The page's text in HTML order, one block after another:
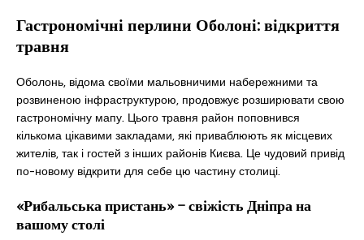
Гастрономічні перлини Оболоні: відкриття
травня
Оболонь, відома своїми мальовничими набережними та
розвиненою інфраструктурою, продовжує розширювати свою
гастрономічну мапу. Цього травня район поповнився
кількома цікавими закладами, які приваблюють як місцевих
жителів, так і гостей з інших районів Києва. Це чудовий привід
по-новому відкрити для себе цю частину столиці.
«Рибальська пристань» – свіжість Дніпра на
вашому столі